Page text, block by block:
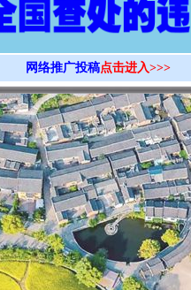
网络推广投稿点击进入>>>